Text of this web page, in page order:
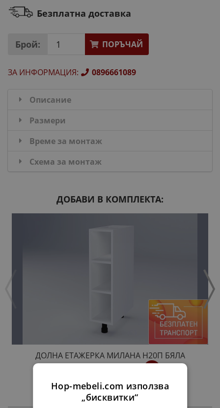
Безплатна доставка
Брой: ПОРЪЧАЙ
ЗА ИНФОРМАЦИЯ: 0896661089
Описание
Размери
Време за монтаж
Схема за монтаж
ДОБАВИ В КОМПЛЕКТА:
ДОЛНА ЕТАЖЕРКА МИЛАНА Н20П БЯЛА
34,00 € 66,50 лв.
Hop-mebeli.com използва
„бисквитки“